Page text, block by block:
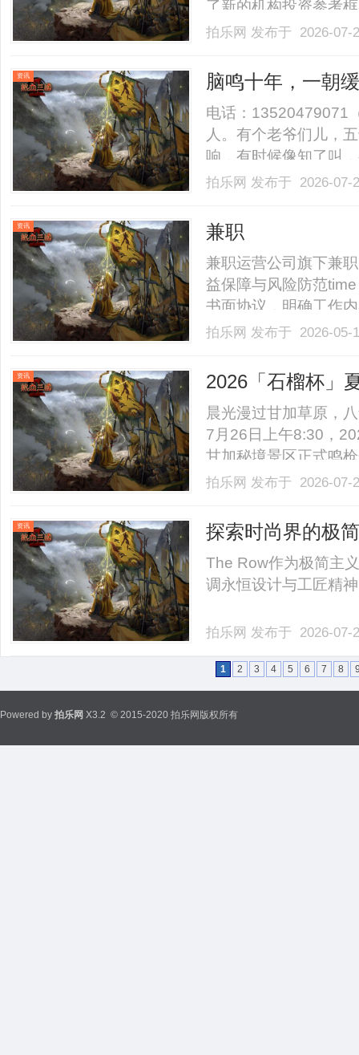
了新的机构投资参考
不同，该指数首次将
产行业的评价逻辑正
拍乐网 发布于 2026-
资讯
脑鸣十年，一朝
于找到了
电话：13520479071
人。有个老爷们儿，
响，有时候像知了叫
闷，也没磕没碰的，
了，响声一点没小。
拍乐网 发布于 2026-
资讯 兼职
兼职运营公司旗下兼
益保障与风险防范
书面协议，明确工作
录与转账截图，遇拖
2026-0.........
拍乐网 发布于 2026-
资讯
2026「石榴杯」
开跑
晨光漫过甘加草原，
7月26日上午8:30，
甘加秘境景区正式鸣
原旷野的呼吸间，用
与天地共舞的奔跑之
拍乐网 发布于 2026-
资讯
探索时尚界的极
影响力
The Row作为极简主
调永恒设计与工匠精
拍乐网 发布于 2026-
1 2 3 4 5 6 7 8
Powered by 拍乐网 X3.2 © 2015-2020 拍乐网版权所有